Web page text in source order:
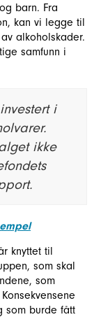
barn. Fra
kan vi legge til
alkoholskader.
samfunn i
i
ikke
knyttet til
som skal
som
som burde fått